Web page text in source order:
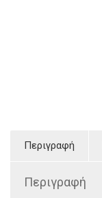
Περιγραφή
Περιγραφή